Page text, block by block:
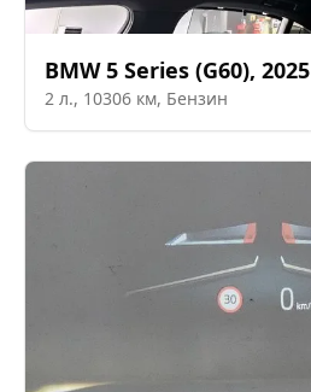
BMW 5 Series (G60), 2025
2 л., 10306 км, Бензин